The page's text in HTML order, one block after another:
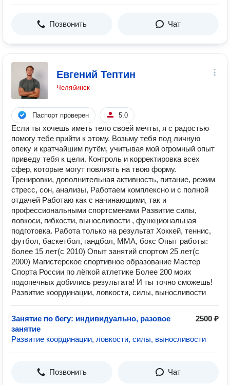
Позвонить Чат
Евгений Тептин
Челябинск
Паспорт проверен 5.0
Если ты хочешь иметь тело своей мечты, я с радостью
помогу тебе прийти к этому. Возьму тебя под личную
опеку и кратчайшим путём, учитывая мой огромный опыт
приведу тебя к цели. Контроль и корректировка всех
сфер, которые могут повлиять на твою форму.
Тренировки, дополнительная активность, питание, режим
стресс, сон, анализы, Работаем комплексно и с полной
отдачей Работаю как с начинающими, так и
профессиональными спортсменами Развитие силы,
ловкоси, гибкости, выносливости , функциональная
подготовка. Работа только на результат Хоккей, теннис,
футбол, баскетбол, гандбол, ММА, бокс Опыт работы:
более 15 лет(с 2010) Опыт занятий спортом 25 лет(с
2000) Магистерское спортивное образование Мастер
Спорта России по лёгкой атлетике Более 200 моих
подопечных добились результата! И ты точно сможешь!
Развитие координации, ловкости, силы, выносливости
Занятие по бегу: индивидуально, разовое
занятие
2500 ₽
Развитие координации, ловкости, силы, выносливости
Позвонить Чат